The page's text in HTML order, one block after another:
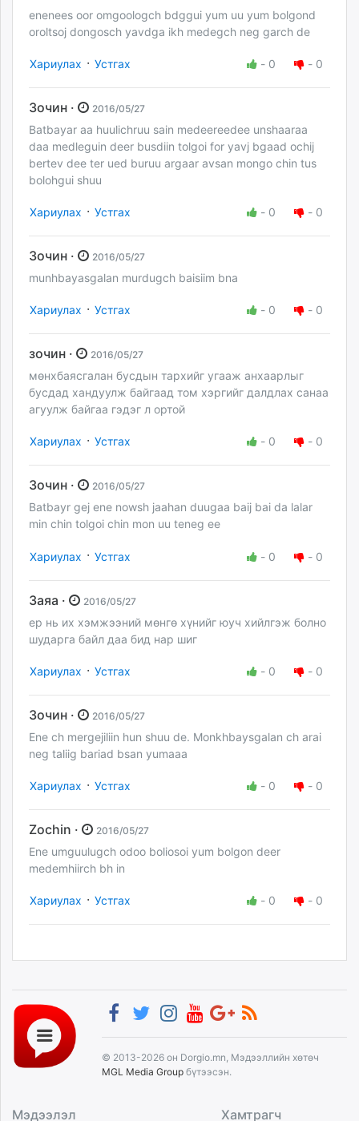
enenees oor omgoologch bdggui yum uu yum bolgond
oroltsoj dongosch yavdga ikh medegch neg garch de
Хариулах · Устгах - 0 - 0
Зочин · 2016/05/27
Batbayar aa huulichruu sain medeereedee unshaaraa
daa medleguin deer busdiin tolgoi for yavj bgaad ochij
bertev dee ter ued buruu argaar avsan mongo chin tus
bolohgui shuu
Хариулах · Устгах - 0 - 0
Зочин · 2016/05/27
munhbayasgalan murdugch baisiim bna
Хариулах · Устгах - 0 - 0
зочин · 2016/05/27
мөнхбаясгалан бусдын тархийг угааж анхаарлыг
бусдад хандуулж байгаад том хэргийг далдлах санаа
агуулж байгаа гэдэг л ортой
Хариулах · Устгах - 0 - 0
Зочин · 2016/05/27
Batbayr gej ene nowsh jaahan duugaa baij bai da lalar
min chin tolgoi chin mon uu teneg ee
Хариулах · Устгах - 0 - 0
Заяа · 2016/05/27
ер нь их хэмжээний мөнгө хүнийг юуч хийлгэж болно
шударга байл даа бид нар шиг
Хариулах · Устгах - 0 - 0
Зочин · 2016/05/27
Ene ch mergejiliin hun shuu de. Monkhbaysgalan ch arai
neg taliig bariad bsan yumaaa
Хариулах · Устгах - 0 - 0
Zochin · 2016/05/27
Ene umguulugch odoo boliosoi yum bolgon deer
medemhiirch bh in
Хариулах · Устгах - 0 - 0
© 2013-2026 он Dorgio.mn, Мэдээллийн хөтөч
MGL Media Group бүтээсэн.
Мэдээлэл Хамтрагч